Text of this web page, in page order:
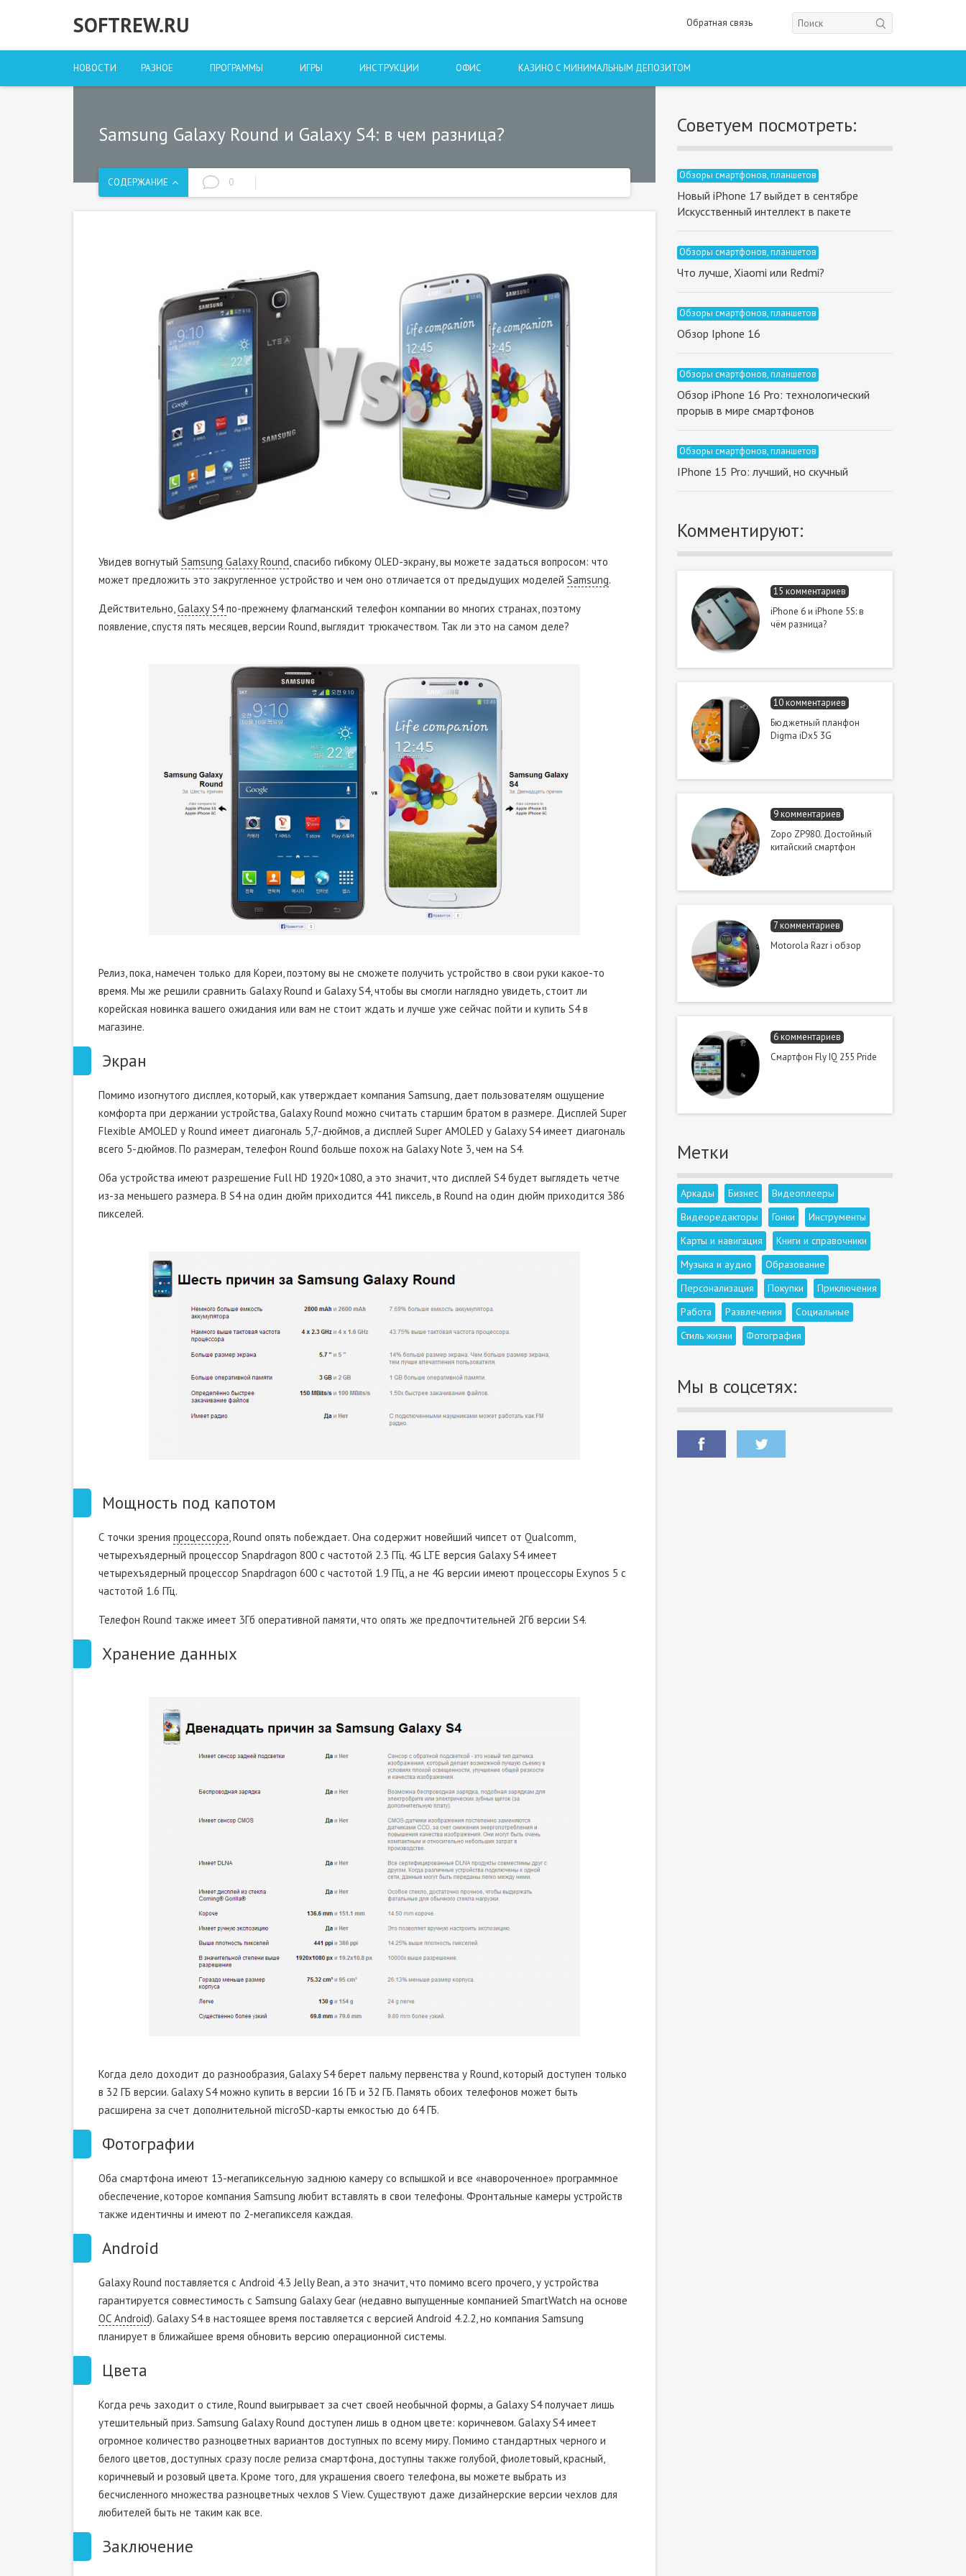
SOFTREW.RU Обратная связь
НОВОСТИ РАЗНОЕ ПРОГРАММЫ ИГРЫ ИНСТРУКЦИИ ОФИС КАЗИНО С МИНИМАЛЬНЫМ ДЕПОЗИТОМ
Samsung Galaxy Round и Galaxy S4: в чем разница?
СОДЕРЖАНИЕ 0
Увидев вогнутый Samsung Galaxy Round, спасибо гибкому OLED-экрану, вы можете задаться вопросом: что
может предложить это закругленное устройство и чем оно отличается от предыдущих моделей Samsung.
Действительно,Galaxy S4по-прежнему флагманский телефон компании во многих странах, поэтому
появление, спустя пять месяцев, версии Round, выглядит трюкачеством. Так ли это на самом деле?
Релиз, пока, намечен только для Кореи, поэтому вы не сможете получить устройство в свои руки какое-то
время. Мы же решили сравнить Galaxy Round и Galaxy S4, чтобы вы смогли наглядно увидеть, стоит ли
корейская новинка вашего ожидания или вам не стоит ждать и лучше уже сейчас пойти и купить S4 в
магазине.
Экран
Помимо изогнутого дисплея, который, как утверждает компания Samsung, дает пользователям ощущение
комфорта при держании устройства, Galaxy Round можно считать старшим братом в размере. Дисплей Super
Flexible AMOLED у Round имеет диагональ 5,7-дюймов, а дисплей Super AMOLED у Galaxy S4 имеет диагональ
всего 5-дюймов. По размерам, телефон Round больше похож на Galaxy Note 3, чем на S4.
Оба устройства имеют разрешение Full HD 1920×1080, а это значит, что дисплей S4 будет выглядеть четче
из-за меньшего размера. В S4 на один дюйм приходится 441 пиксель, в Round на один дюйм приходится 386
пикселей.
Мощность под капотом
С точки зрения процессора, Round опять побеждает. Она содержит новейший чипсет от Qualcomm,
четырехъядерный процессор Snapdragon 800 с частотой 2.3 ГГц. 4G LTE версия Galaxy S4 имеет
четырехъядерный процессор Snapdragon 600 с частотой 1.9 ГГц, а не 4G версии имеют процессоры Exynos 5 с
частотой 1.6 ГГц.
Телефон Round также имеет 3Гб оперативной памяти, что опять же предпочтительней 2Гб версии S4.
Хранение данных
Когда дело доходит до разнообразия, Galaxy S4 берет пальму первенства у Round, который доступен только
в 32 ГБ версии. Galaxy S4 можно купить в версии 16 ГБ и 32 ГБ. Память обоих телефонов может быть
расширена за счет дополнительной microSD-карты емкостью до 64 ГБ.
Фотографии
Оба смартфона имеют 13-мегапиксельную заднюю камеру со вспышкой и все «навороченное» программное
обеспечение, которое компания Samsung любит вставлять в свои телефоны. Фронтальные камеры устройств
также идентичны и имеют по 2-мегапикселя каждая.
Android
Galaxy Round поставляется с Android 4.3 Jelly Bean, а это значит, что помимо всего прочего, у устройства
гарантируется совместимость с Samsung Galaxy Gear (недавно выпущенные компанией SmartWatch на основе
ОС Android). Galaxy S4 в настоящее время поставляется с версией Android 4.2.2, но компания Samsung
планирует в ближайшее время обновить версию операционной системы.
Цвета
Когда речь заходит о стиле, Round выигрывает за счет своей необычной формы, а Galaxy S4 получает лишь
утешительный приз. Samsung Galaxy Round доступен лишь в одном цвете: коричневом. Galaxy S4 имеет
огромное количество разноцветных вариантов доступных по всему миру. Помимо стандартных черного и
белого цветов, доступных сразу после релиза смартфона, доступны также голубой, фиолетовый, красный,
коричневый и розовый цвета. Кроме того, для украшения своего телефона, вы можете выбрать из
бесчисленного множества разноцветных чехлов S View. Существуют даже дизайнерские версии чехлов для
любителей быть не таким как все.
Заключение
Советуем посмотреть:
Обзоры смартфонов, планшетов
Новый iPhone 17 выйдет в сентябре
Искусственный интеллект в пакете
Обзоры смартфонов, планшетов
Что лучше, Xiaomi или Redmi?
Обзоры смартфонов, планшетов
Обзор Iphone 16
Обзоры смартфонов, планшетов
Обзор iPhone 16 Pro: технологический
прорыв в мире смартфонов
Обзоры смартфонов, планшетов
IPhone 15 Pro: лучший, но cкучный
Комментируют:
15 комментариев
iPhone 6 и iPhone 5S: в
чём разница?
10 комментариев
Бюджетный планфон
Digma iDx5 3G
9 комментариев
Zopo ZP980. Достойный
китайский смартфон
7 комментариев
Motorola Razr i обзор
6 комментариев
Смартфон Fly IQ 255 Pride
Метки
Аркады Бизнес
Видеоплееры
Видеоредакторы
Гонки
Инструменты
Карты и навигация
Книги и справочники
Музыка и аудио
Образование
Персонализация
Покупки
Приключения
Работа
Развлечения
Социальные
Стиль жизни
Фотография
Мы в соцсетях: